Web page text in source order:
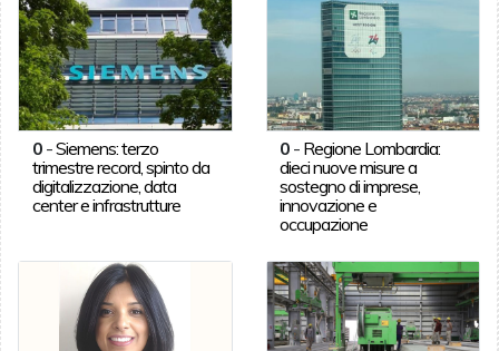
0-Siemens: terzo
trimestre record, spinto da
digitalizzazione, data
center e infrastrutture
0 - Regione Lombardia:
dieci nuove misure a
sostegno di imprese,
innovazione e
occupazione